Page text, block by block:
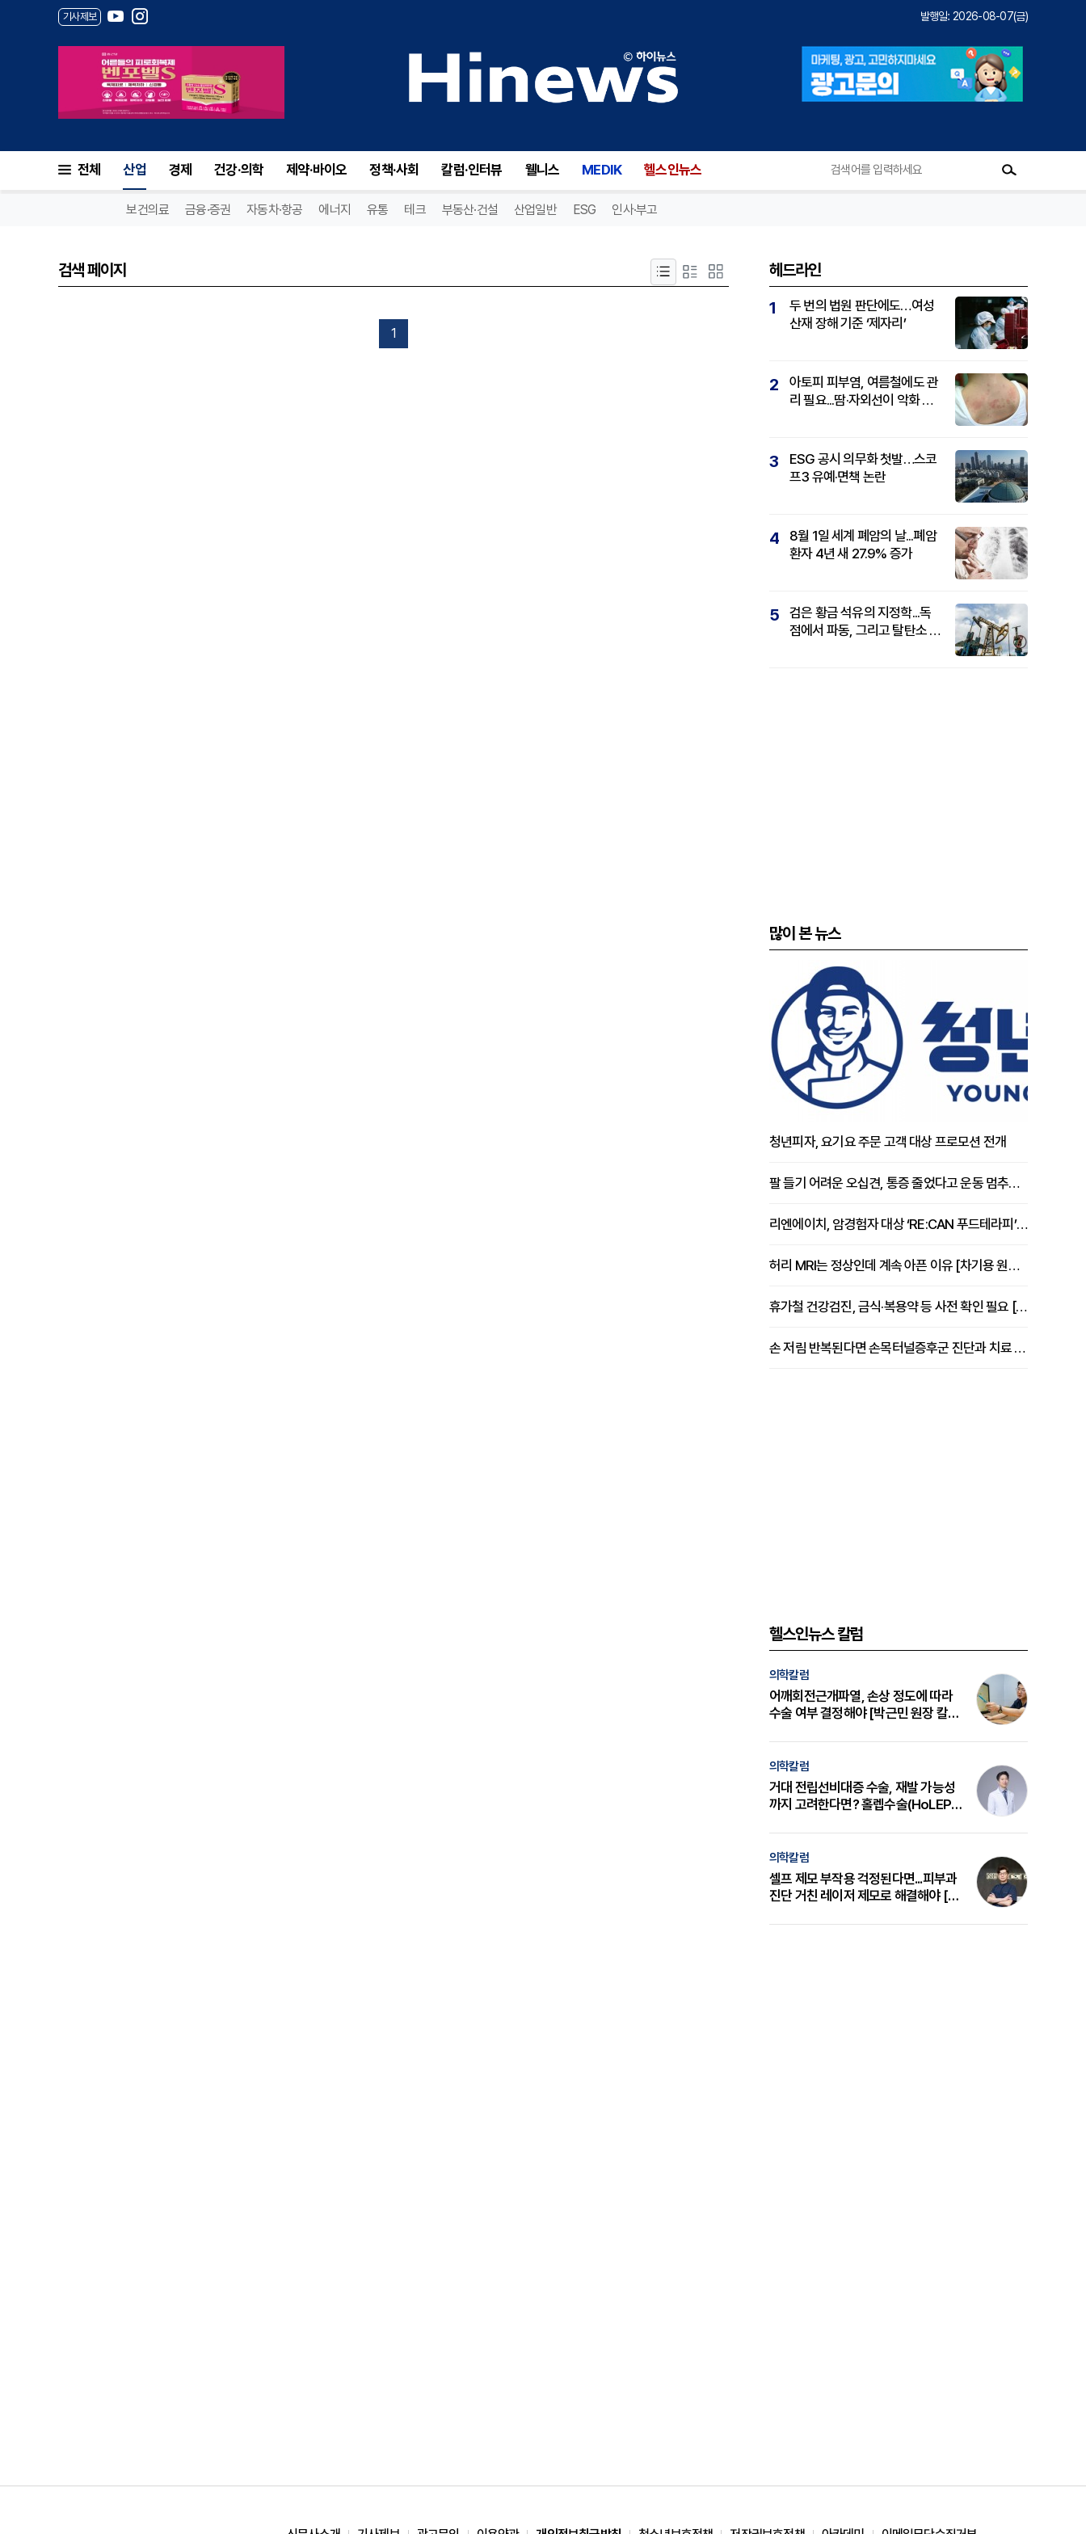
기사제보 발행일: 2026-08-07(금)
전체 산업 경제 건강·의학 제약·바이오 정책·사회 칼럼·인터뷰 웰니스 MEDIK 헬스인뉴스
보건의료 금융·증권 자동차·항공 에너지 유통 테크 부동산·건설 산업일반 ESG 인사·부고
검색 페이지
1
헤드라인
1
두 번의 법원 판단에도…여성
산재 장해 기준 ‘제자리’
2
아토피 피부염, 여름철에도 관
리 필요...땀·자외선이 악화 요
3
ESG 공시 의무화 첫발…스코
프3 유예·면책 논란
4
8월 1일 세계 폐암의 날...폐암
환자 4년 새 27.9% 증가
5
검은 황금 석유의 지정학...독
점에서 파동, 그리고 탈탄소 패
많이 본 뉴스
청년피자, 요기요 주문 고객 대상 프로모션 전개
팔 들기 어려운 오십견, 통증 줄었다고 운동 멈추면 안 되는 이유 [이병욱 원장 칼럼]
리엔에이치, 암경험자 대상 ‘RE:CAN 푸드테라피’ 운영
허리 MRI는 정상인데 계속 아픈 이유 [차기용 원장 칼럼]
휴가철 건강검진, 금식·복용약 등 사전 확인 필요 [정도감 원장 칼럼]
손 저림 반복된다면 손목터널증후군 진단과 치료 시기 살펴야 [김동현 원장 칼럼]
헬스인뉴스 칼럼
의학칼럼
어깨회전근개파열, 손상 정도에 따라
수술 여부 결정해야 [박근민 원장 칼
의학칼럼
거대 전립선비대증 수술, 재발 가능성
까지 고려한다면? 홀렙수술(HoLEP)
의학칼럼
셀프 제모 부작용 걱정된다면...피부과
진단 거친 레이저 제모로 해결해야 [변